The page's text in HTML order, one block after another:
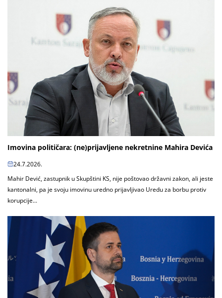
Imovina političara: (ne)prijavljene nekretnine Mahira Devića
24.7.2026.
Mahir Dević, zastupnik u Skupštini KS, nije poštovao državni zakon, ali jeste
kantonalni, pa je svoju imovinu uredno prijavljivao Uredu za borbu protiv
korupcije...